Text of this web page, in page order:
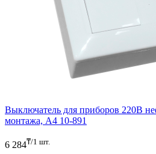
Выключатель для приборов 220В
монтажа, A4 10-891
6 284₸/1 шт.